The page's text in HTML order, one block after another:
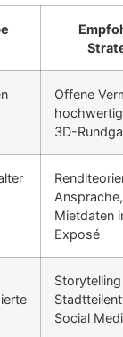
Offene
3D-
Ansprache,
Mietdaten
Exposé
Social